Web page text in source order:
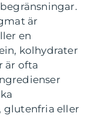
är
en
kolhydrater
är ofta
glutenfria eller